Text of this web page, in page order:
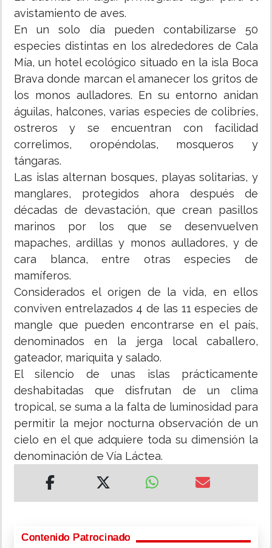
avistamiento de aves.
En un solo día pueden contabilizarse 50
especies distintas en los alrededores de Cala
Mía, un hotel ecológico situado en la isla Boca
Brava donde marcan el amanecer los gritos de
los monos aulladores. En su entorno anidan
águilas, halcones, varias especies de colibríes,
ostreros y se encuentran con facilidad
correlimos, oropéndolas, mosqueros y
tángaras.
Las islas alternan bosques, playas solitarias, y
manglares, protegidos ahora después de
décadas de devastación, que crean pasillos
marinos por los que se desenvuelven
mapaches, ardillas y monos aulladores, y de
cara blanca, entre otras especies de
mamíferos.
Considerados el origen de la vida, en ellos
conviven entrelazados 4 de las 11 especies de
mangle que pueden encontrarse en el país,
denominados en la jerga local caballero,
gateador, mariquita y salado.
El silencio de unas islas prácticamente
deshabitadas que disfrutan de un clima
tropical, se suma a la falta de luminosidad para
permitir la mejor nocturna observación de un
cielo en el que adquiere toda su dimensión la
denominación de Vía Láctea.
Contenido Patrocinado